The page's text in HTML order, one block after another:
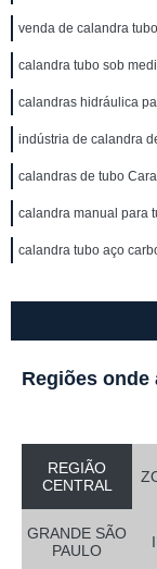
venda de calandra
calandra tubo sob
calandras hidráulica
indústria de calandra
calandras de tubo
calandra manual para
calandra tubo aço
Regiões onde
REGIÃO
CENTRAL
GRANDE SÃO
PAULO